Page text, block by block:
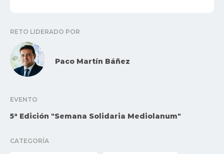
RETO LIDERADO POR
Paco Martín Báñez
EVENTO
5ª Edición "Semana Solidaria Mediolanum"
CATEGORÍA